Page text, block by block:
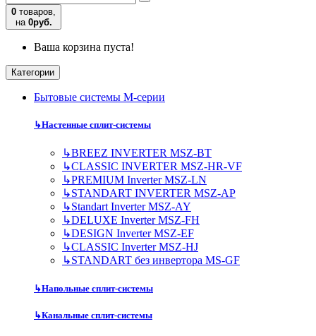
0 товаров,
на 0руб.
Ваша корзина пуста!
Категории
Бытовые системы M-серии
↳Настенные сплит-системы
↳BREEZ INVERTER MSZ-BT
↳CLASSIC INVERTER MSZ-HR-VF
↳PREMIUM Inverter MSZ-LN
↳STANDART INVERTER MSZ-AP
↳Standart Inverter MSZ-AY
↳DELUXE Inverter MSZ-FH
↳DESIGN Inverter MSZ-EF
↳CLASSIC Inverter MSZ-HJ
↳STANDART без инвертора MS-GF
↳Напольные сплит-системы
↳Канальные сплит-системы